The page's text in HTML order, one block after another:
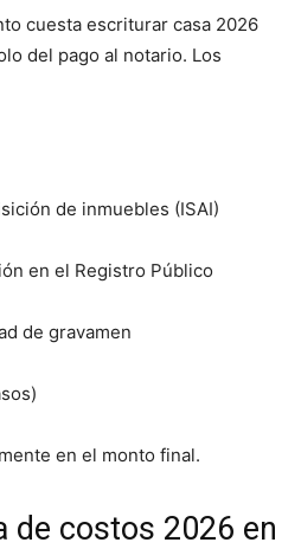
cuesta escriturar casa 2026
del pago al notario. Los
de inmuebles (ISAI)
en el Registro Público
de gravamen
en el monto final.
de costos 2026 en